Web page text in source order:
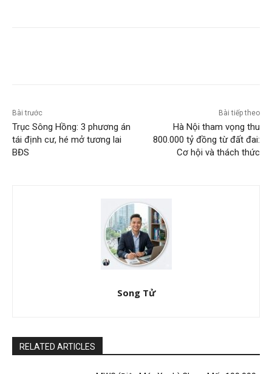
Bài trước
Trục Sông Hồng: 3 phương án
tái định cư, hé mở tương lai
BĐS
Bài tiếp theo
Hà Nội tham vọng thu
800.000 tỷ đồng từ đất đai:
Cơ hội và thách thức
Song Tử
RELATED ARTICLES